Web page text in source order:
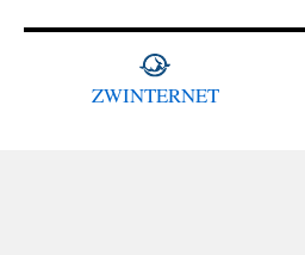
ZWINTERNET